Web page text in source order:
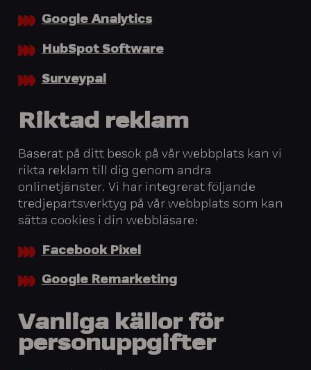
Google Analytics
HubSpot Software
Surveypal
Riktad reklam
Baserat på ditt besök på vår webbplats kan vi
rikta reklam till dig genom andra
onlinetjänster. Vi har integrerat följande
tredjepartsverktyg på vår webbplats som kan
sätta cookies i din webbläsare:
Facebook Pixel
Google Remarketing
Vanliga källor för
personuppgifter